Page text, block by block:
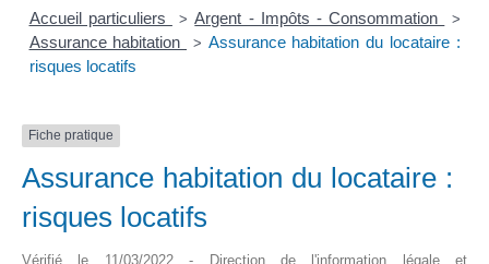
Accueil particuliers > Argent - Impôts - Consommation >
Assurance habitation > Assurance habitation du locataire :
risques locatifs
Fiche pratique
Assurance habitation du locataire :
risques locatifs
Vérifié le 11/03/2022 - Direction de l'information légale et